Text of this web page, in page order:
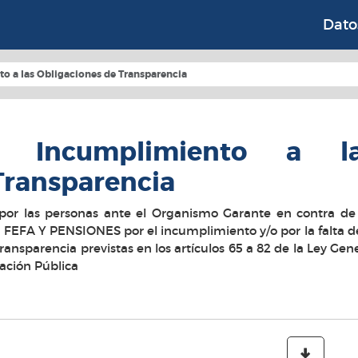
Instituidos en
a las Obligaciones de Transparencia
Incumplimiento a
las personas ante el Organismo Garante en contra de
FEFA Y PENSIONES por el incumplimiento y/o por la falta
previstas en los artículos 65 a 82 de la Ley
Pública